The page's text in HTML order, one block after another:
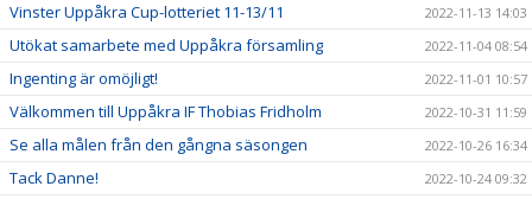
Vinster Uppåkra Cup-lotteriet 11-13/11 2022-11-13 14:03
Utökat samarbete med Uppåkra församling 2022-11-04 08:54
Ingenting är omöjligt! 2022-11-01 10:57
Välkommen till Uppåkra IF Thobias Fridholm 2022-10-31 11:59
Se alla målen från den gångna säsongen 2022-10-26 16:34
Tack Danne! 2022-10-24 09:32